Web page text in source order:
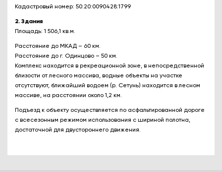
Кадастровый номер: 50:20:0090428:1799
2. Здания
Площадь: 1 506,1 кв.м.
Расстояние до МКАД – 60 км.
Расстояние до г. Одинцово – 50 км.
Комплекс находится в рекреационной зоне, в непосредственной
близости от лесного массива, водные объекты на участке
отсутствуют, ближайший водоем (р. Сетунь) находится в лесном
массиве, на расстоянии около 1,2 км.
Подъезд к объекту осуществляется по асфальтированной дороге
с всесезонным режимом использования с шириной полотна,
достаточной для двустороннего движения.